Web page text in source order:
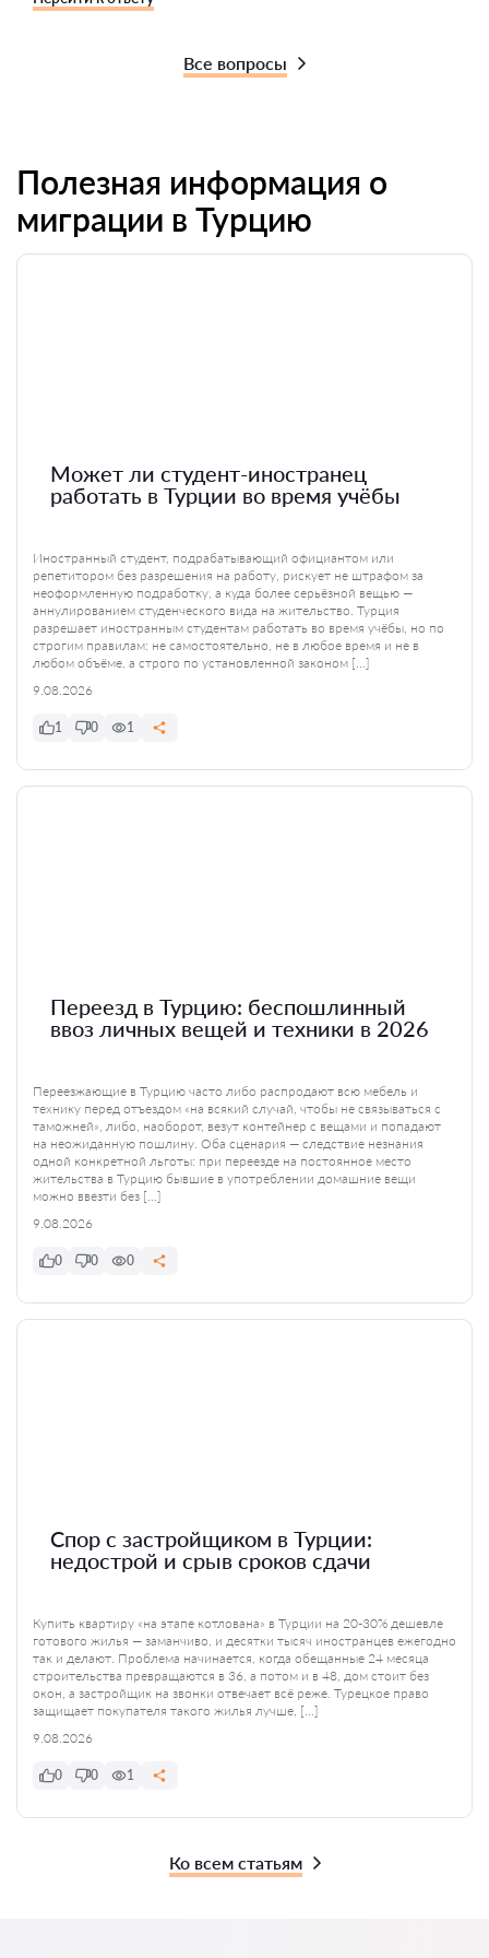
Все вопросы
Полезная информация о
миграции в Турцию
Может ли студент-иностранец
работать в Турции во время учёбы
Иностранный студент, подрабатывающий официантом или
репетитором без разрешения на работу, рискует не штрафом за
неоформленную подработку, а куда более серьёзной вещью —
аннулированием студенческого вида на жительство. Турция
разрешает иностранным студентам работать во время учёбы, но по
строгим правилам: не самостоятельно, не в любое время и не в
любом объёме, а строго по установленной законом […]
9.08.2026
1 0 1
Переезд в Турцию: беспошлинный
ввоз личных вещей и техники в 2026
Переезжающие в Турцию часто либо распродают всю мебель и
технику перед отъездом «на всякий случай, чтобы не связываться с
таможней», либо, наоборот, везут контейнер с вещами и попадают
на неожиданную пошлину. Оба сценария — следствие незнания
одной конкретной льготы: при переезде на постоянное место
жительства в Турцию бывшие в употреблении домашние вещи
можно ввезти без […]
9.08.2026
0 0 0
Спор с застройщиком в Турции:
недострой и срыв сроков сдачи
Купить квартиру «на этапе котлована» в Турции на 20-30% дешевле
готового жилья — заманчиво, и десятки тысяч иностранцев ежегодно
так и делают. Проблема начинается, когда обещанные 24 месяца
строительства превращаются в 36, а потом и в 48, дом стоит без
окон, а застройщик на звонки отвечает всё реже. Турецкое право
защищает покупателя такого жилья лучше, […]
9.08.2026
0 0 1
Ко всем статьям